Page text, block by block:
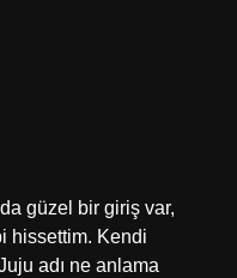
güzel bir giriş var,
hissettim. Kendi
adı ne anlama